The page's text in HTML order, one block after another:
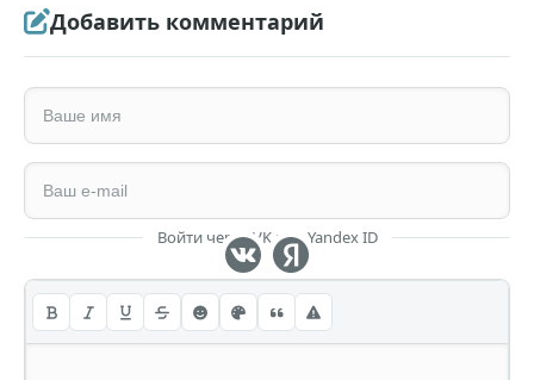
Добавить комментарий
Войти через VK или Yandex ID